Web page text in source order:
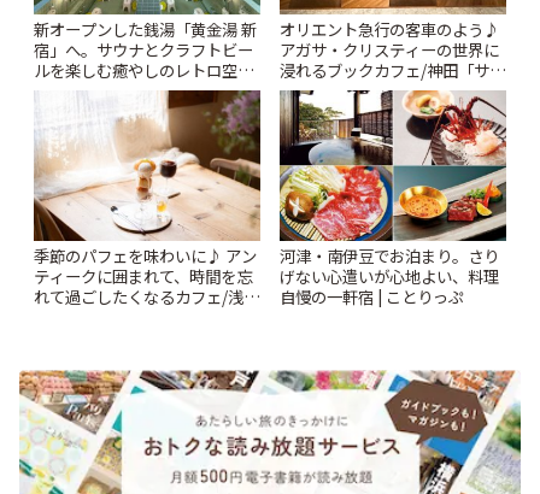
新オープンした銭湯「黄金湯 新
宿」へ。サウナとクラフトビー
ルを楽しむ癒やしのレトロ空間
| ことりっぷ
オリエント急行の客車のよう♪
アガサ・クリスティーの世界に
浸れるブックカフェ/神田「サロ
ンクリスティ」 | ことりっぷ
季節のパフェを味わいに♪ アン
ティークに囲まれて、時間を忘
れて過ごしたくなるカフェ/浅草
河津・南伊豆でお泊まり。さり
げない心遣いが心地よい、料理
自慢の一軒宿 | ことりっぷ